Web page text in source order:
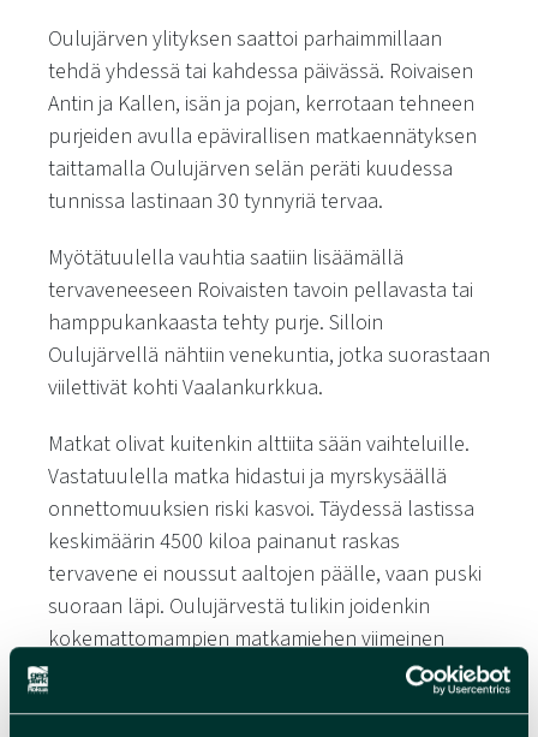
Oulujärven ylityksen saattoi parhaimmillaan
tehdä yhdessä tai kahdessa päivässä. Roivaisen
Antin ja Kallen, isän ja pojan, kerrotaan tehneen
purjeiden avulla epävirallisen matkaennätyksen
taittamalla Oulujärven selän peräti kuudessa
tunnissa lastinaan 30 tynnyriä tervaa.
Myötätuulella vauhtia saatiin lisäämällä
tervaveneeseen Roivaisten tavoin pellavasta tai
hamppukankaasta tehty purje. Silloin
Oulujärvellä nähtiin venekuntia, jotka suorastaan
viilettivät kohti Vaalankurkkua.
Matkat olivat kuitenkin alttiita sään vaihteluille.
Vastatuulella matka hidastui ja myrskysäällä
onnettomuuksien riski kasvoi. Täydessä lastissa
keskimäärin 4500 kiloa painanut raskas
tervavene ei noussut aaltojen päälle, vaan puski
suoraan läpi. Oulujärvestä tulikin joidenkin
kokemattomampien matkamiehen viimeinen